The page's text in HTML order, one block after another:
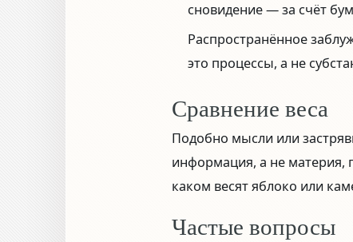
сновидение — за счёт
Распространённое
это процессы, а не
Сравнение веса
Подобно мысли или
информация, а не материя,
каком весят яблоко или
Частые вопросы